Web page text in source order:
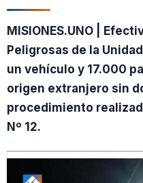
MISIONES.UNO |
Peligrosas de la
un vehículo y 17.000
origen extranjero sin
procedimiento
Nº 12.